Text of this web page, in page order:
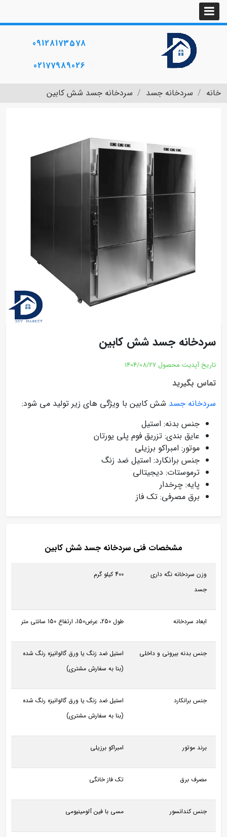
09128173578
02177989026
خانه سردخانه جسد سردخانه جسد شش کابین
سردخانه جسد شش کابین
تاریخ آپدیت محصول 1404/08/27
تماس بگیرید
سردخانه جسد شش کابین با ویژگی های زیر تولید می شود:
جنس بدنه: استیل
عایق بندی: تزریق فوم پلی یورتان
موتور: امبراکو برزیلی
جنس برانکارد: استیل ضد زنگ
ترموستات: دیجیتالی
پایه: چرخدار
برق مصرفی: تک فاز
مشخصات فنی سردخانه جسد شش کابین
وزن سردخانه نگه داری
جسد
400 کیلو گرم
ابعاد سردخانه طول 250، عرض150، ارتفاع 150 سانتی متر
جنس بدنه بیرونی و داخلی
استیل ضد زنگ یا ورق گالوانیزه رنگ شده
(بنا به سفارش مشتری)
جنس برانکارد
استیل ضد زنگ یا ورق گالوانیزه رنگ شده
(بنا به سفارش مشتری)
برند موتور امبراکو برزیلی
مصرف برق تک فاز خانگی
جنس کندانسور مسی با فین آلومینیومی